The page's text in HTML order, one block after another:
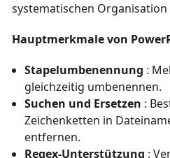
systematischen
Hauptmerkmale von
Stapelumbenennung :
gleichzeitig umbenennen.
Suchen und Ersetzen :
Zeichenketten in
entfernen.
Regex-Unterstützung :